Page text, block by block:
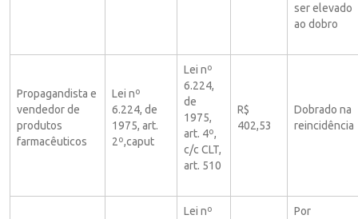
ser elevado
ao dobro
Propagandista e
vendedor de
produtos
farmacêuticos
Lei nº
6.224, de
1975, art.
2º,caput
Lei nº
6.224,
de
1975,
art. 4º,
c/c CLT,
art. 510
R$
402,53
Dobrado na
reincidência
Lei nº
Por